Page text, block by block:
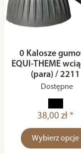
0 Kalosze
EQUI-THEME
(para) / 2211
Dostępne
38,00 zł *
Wybierz opcje